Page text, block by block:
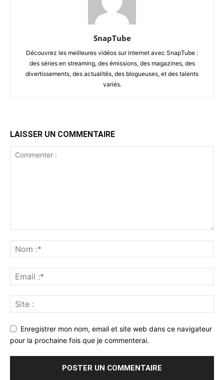
SnapTube
Découvrez les meilleures vidéos sur internet avec SnapTube :
des séries en streaming, des émissions, des magazines, des
divertissements, des actualités, des blogueuses, et des talents
variés.
LAISSER UN COMMENTAIRE
Enregistrer mon nom, email et site web dans ce navigateur
pour la prochaine fois que je commenterai.